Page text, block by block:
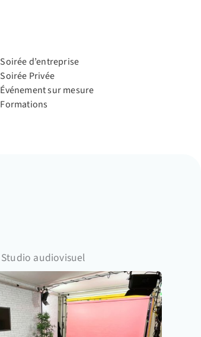
Soirée d’entreprise
Soirée Privée
Événement sur mesure
Formations
Studio audiovisuel